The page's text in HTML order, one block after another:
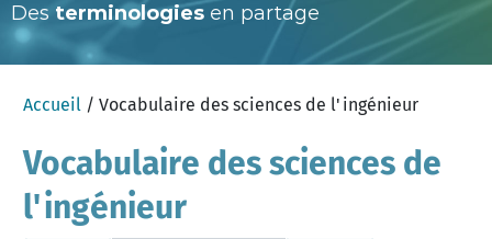
Des terminologies en partage
Accueil / Vocabulaire des sciences de l'ingénieur
Vocabulaire des sciences de
l'ingénieur